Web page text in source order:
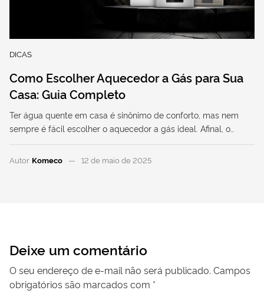
DICAS
Como Escolher Aquecedor a Gás para Sua
Casa: Guia Completo
Ter água quente em casa é sinônimo de conforto, mas nem
sempre é fácil escolher o aquecedor a gás ideal. Afinal, o…
Autor Komeco 12 de maio de 2025
Deixe um comentário
O seu endereço de e-mail não será publicado. Campos
obrigatórios são marcados com *